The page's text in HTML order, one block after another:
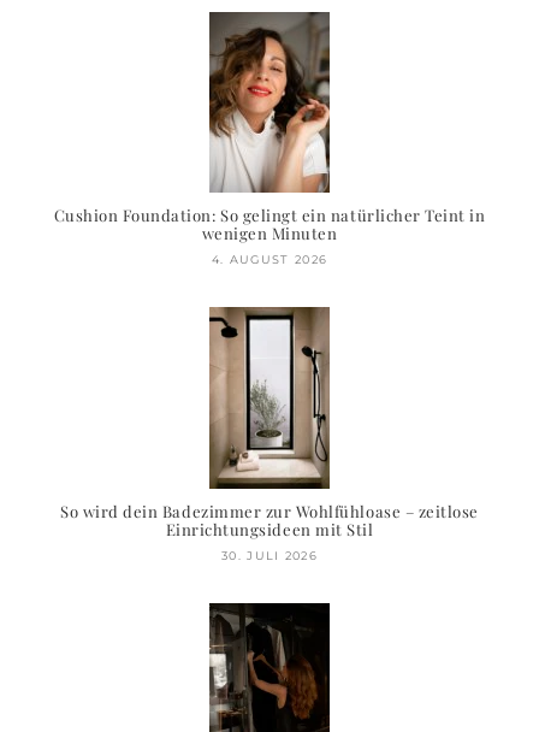
Cushion Foundation: So gelingt ein natürlicher Teint in
wenigen Minuten
4. AUGUST 2026
So wird dein Badezimmer zur Wohlfühloase – zeitlose
Einrichtungsideen mit Stil
30. JULI 2026